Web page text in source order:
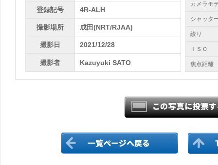
登録記号 4R-ALH
撮影場所 成田(NRT/RJAA)
撮影日 2021/12/28
撮影者 Kazuyuki SATO
カメラモ
シャッタ
絞り
ＩＳＯ
焦点距離